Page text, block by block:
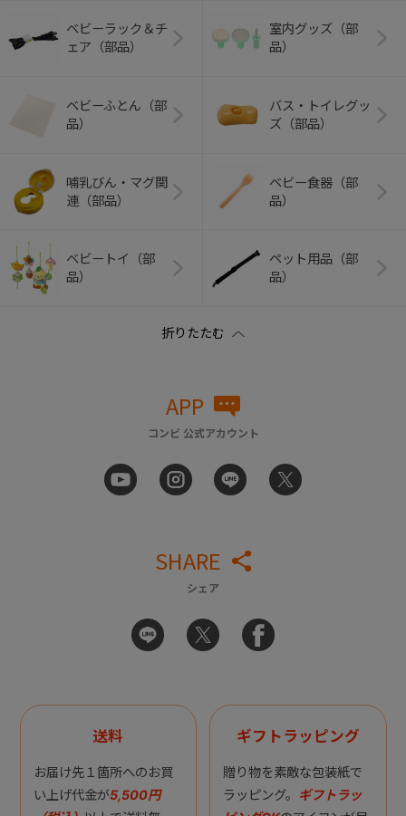
ベビーラック＆チ
ェア（部品）
室内グッズ（部
品）
ベビーふとん（部
品）
バス・トイレグッ
ズ（部品）
哺乳びん・マグ関
連（部品）
ベビー食器（部
品）
ベビートイ（部
品）
ペット用品（部
品）
APP
コンビ 公式アカウント
SHARE
シェア
送料
お届け先１箇所へのお買
い上げ代金が5,500円
ギフトラッピング
贈り物を素敵な包装紙で
ラッピング。 ギフトラッ